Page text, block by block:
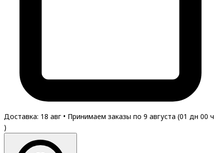
Доставка: 18 авг • Принимаем заказы по 9 августа (01 дн 00 ч
)